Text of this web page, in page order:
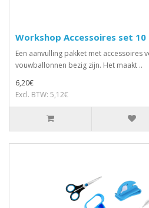
Workshop Accessoires set 10
Een aanvulling pakket met accessoires
vouwballonnen bezig zijn. Het maakt ..
6,20€
Excl. BTW: 5,12€